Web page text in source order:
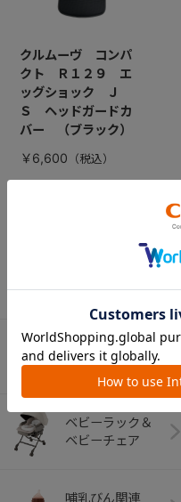
クルムーヴ コンパ
クト Ｒ１２９ エ
ッグショック Ｊ
Ｓ ヘッドガードカ
バー （ブラック）
￥6,600
ベビーカー
ベビーラック＆
ベビーチェア
哺乳びん関連